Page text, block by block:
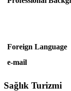
Foreign Language
e-mail
Sağlık Turizmi